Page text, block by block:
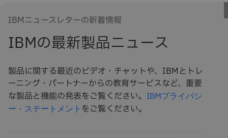
IBMニュースレターの新着情報
IBMの最新製品ニュース
製品に関する最近のビデオ・チャットや、IBMとトレ
ーニング・パートナーからの教育サービスなど、重要
な製品と機能の発表をご覧ください。 IBMプライバシ
ー・ステートメント をご覧ください。